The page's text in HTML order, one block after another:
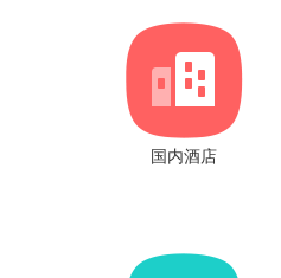
国内酒店